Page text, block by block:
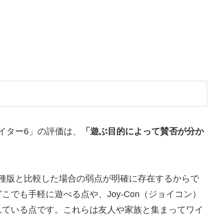
ー6」の評価は、 「遊ぶ目的によって賛否が分か
版と比較した場合の弱点が明確に存在するからで
でも手軽に遊べる点や、Joy-Con（ジョイコン）
いる点です。これらは友人や家族と集まってワイ